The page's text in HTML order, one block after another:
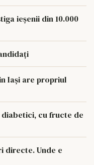
ieșenii din 10.000
Iași are propriul
diabetici, cu fructe de
directe. Unde e